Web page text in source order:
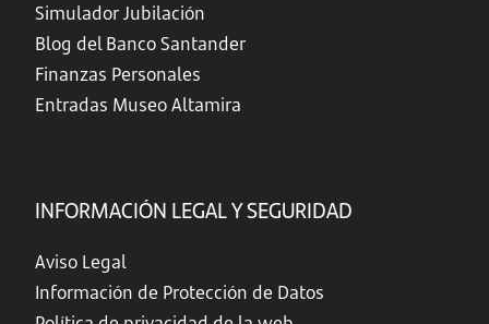
Simulador Jubilación
Blog del Banco Santander
Finanzas Personales
Entradas Museo Altamira
INFORMACIÓN LEGAL Y SEGURIDAD
Aviso Legal
Información de Protección de Datos